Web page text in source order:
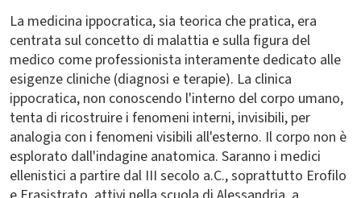
La medicina ippocratica, sia teorica che pratica, era
centrata sul concetto di malattia e sulla figura del
medico come professionista interamente dedicato alle
esigenze cliniche (diagnosi e terapie). La clinica
ippocratica, non conoscendo l'interno del corpo umano,
tenta di ricostruire i fenomeni interni, invisibili, per
analogia con i fenomeni visibili all'esterno. Il corpo non è
esplorato dall'indagine anatomica. Saranno i medici
ellenistici a partire dal III secolo a.C., soprattutto Erofilo